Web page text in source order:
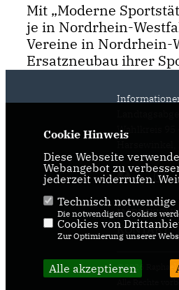
Mit „Moderne
je in Nordrhein-
Vereine in Nordrhein-
Ersatzneubau ihrer
Wahlkreis
KONTAKT
@2026 Raphael
Cookie Hinweis
Diese Webseite
Webangebot zu
jederzeit widerrufen.
Technisch notwendige
Die notwendigen Cookies
Cookies von
Zur Optimierung unserer
Alle akzeptieren